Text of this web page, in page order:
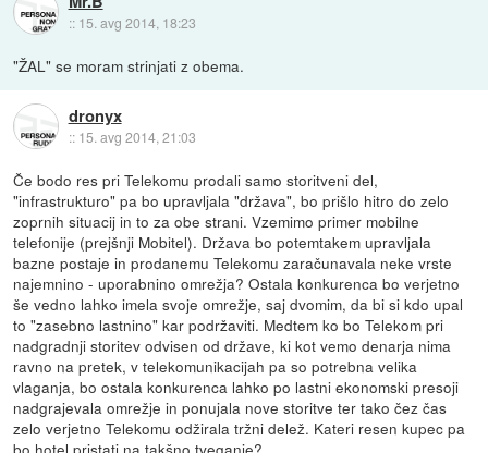
:: 15. avg 2014, 18:23
"ŽAL" se moram strinjati z obema.
dronyx
:: 15. avg 2014, 21:03
Če bodo res pri Telekomu prodali samo storitveni del,
"infrastrukturo" pa bo upravljala "država", bo prišlo hitro do zelo
zoprnih situacij in to za obe strani. Vzemimo primer mobilne
telefonije (prejšnji Mobitel). Država bo potemtakem upravljala
bazne postaje in prodanemu Telekomu zaračunavala neke vrste
najemnino - uporabnino omrežja? Ostala konkurenca bo verjetno
še vedno lahko imela svoje omrežje, saj dvomim, da bi si kdo upal
to "zasebno lastnino" kar podržaviti. Medtem ko bo Telekom pri
nadgradnji storitev odvisen od države, ki kot vemo denarja nima
ravno na pretek, v telekomunikacijah pa so potrebna velika
vlaganja, bo ostala konkurenca lahko po lastni ekonomski presoji
nadgrajevala omrežje in ponujala nove storitve ter tako čez čas
zelo verjetno Telekomu odžirala tržni delež. Kateri resen kupec pa